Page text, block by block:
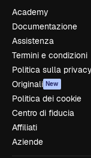
Academy
Documentazione
Assistenza
Termini e condizioni
Politica sulla privacy
Originali New
Politica dei cookie
Centro di fiducia
Affiliati
Aziende